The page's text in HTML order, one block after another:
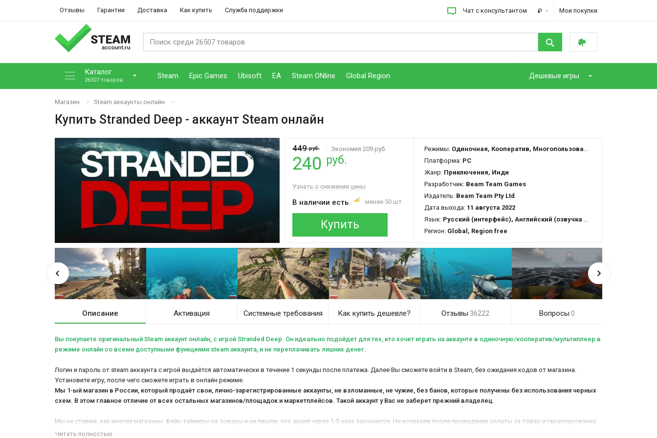
Отзывы Гарантии Доставка Как купить Служба поддержки Чат с консультантом ₽ Мои покупки
Каталог
26507 товаров Steam Epic Games Ubisoft EA Steam ONline Global Region Дешевые игры
Магазин Steam аккаунты онлайн
Купить Stranded Deep - аккаунт Steam онлайн
449руб. Экономия 209 руб.
240 руб.
Узнать о снижении цены
В наличии есть менее 50 шт.
Купить
Режимы: Одиночная, Кооператив, Многопользовательская
Платформа: PC
Жанр: Приключения, Инди
Разработчик: Beam Team Games
Издатель: Beam Team Pty Ltd
Дата выхода: 11 августа 2022
Язык: Русский (интерфейс), Английский (озвучка + интерфейс)
Регион: Global, Region free
Описание Активация Системные требования Как купить дешевле? Отзывы 36222 Вопросы 0
Вы покупаете оригинальный Steam аккаунт онлайн, c игрой Stranded Deep. Он идеально подойдет для тех, кто хочет играть на аккаунте в одиночную/кооператив/мультиплеер в
режиме онлайн со всеми доступными функциями steam аккаунта, и не переплачивать лишних денег.
Логин и пароль от steam аккаунта с игрой выдаётся автоматически в течение 1 секунды после платежа. Далее Вы сможете войти в Steam, без ожидания кодов от магазина.
Установите игру, после чего сможете играть в онлайн режиме.
Мы 1-ый магазин в России, который продаёт свои, лично-зарегистрированные аккаунты, не взломанные, не чужие, без банов, которые получены без использования черных
схем. В этом главное отличие от всех остальных магазинов/площадок и маркетплейсов. Такой аккаунт у Вас не заберет прежний владелец.
Мы не ставим, как многие магазины, фейк-таймеры на товары и не пишем, что акция через 1-3 часа закончится. Не исчезаем после проведения оплаты за товар и гарантированно
отвечаем абсолютно всем клиентам, без исключения
Читать полностью